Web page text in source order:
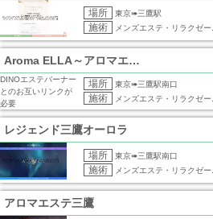
場所 東京➠三鷹駅
施術 メンズエステ・リラクゼー..
Aroma ELLA～アロマエラ～
DINOエステバーナー
とのお互いリンクが
必要
場所 東京➠三鷹駅南口
施術 メンズエステ・リラクゼー..
レジェンド三鷹オーロラ
場所 東京➠三鷹駅南口
施術 メンズエステ・リラクゼー..
アロマエステ三鷹